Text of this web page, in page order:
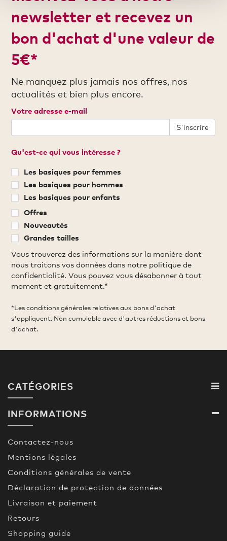
newsletter et recevez un
bon d'achat d'une valeur de
5€*
Ne manquez plus jamais nos offres, nos
actualités et bien plus encore.
Votre adresse e-mail
S'inscrire
Qu'est-ce qui vous intéresse ?
Les basiques pour femmes
Les basiques pour hommes
Les basiques pour enfants
Offres
Nouveautés
Grandes tailles
Vous trouverez des informations sur la manière dont
nous traitons vos données dans notre politique de
confidentialité. Vous pouvez vous désabonner à tout
moment et gratuitement.*
*Les conditions générales relatives aux bons d'achat
s'appliquent. Non cumulable avec d'autres réductions et bons
d'achat.
CATÉGORIES
INFORMATIONS
Contactez-nous
Mentions légales
Conditions générales de vente
Déclaration de protection de données
Livraison et paiement
Retours
Shopping guide